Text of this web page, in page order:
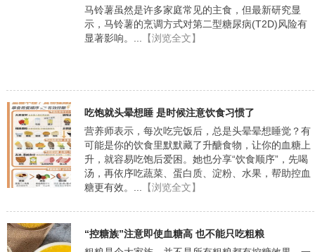
马铃薯虽然是许多家庭常见的主食，但最新研究显
示，马铃薯的烹调方式对第二型糖尿病(T2D)风险有
显著影响。...
【浏览全文】
吃饱就头晕想睡 是时候注意饮食习惯了
营养师表示，每次吃完饭后，总是头晕晕想睡觉？有
可能是你的饮食里默默藏了升醣食物，让你的血糖上
升，就容易吃饱后爱困。她也分享“饮食顺序”，先喝
汤，再依序吃蔬菜、蛋白质、淀粉、水果，帮助控血
糖更有效。...
【浏览全文】
“控糖族”注意即使血糖高 也不能只吃粗粮